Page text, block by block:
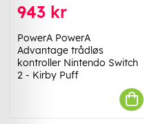
943 kr
PowerA PowerA
Advantage trådløs
kontroller Nintendo Switch
2 - Kirby Puff